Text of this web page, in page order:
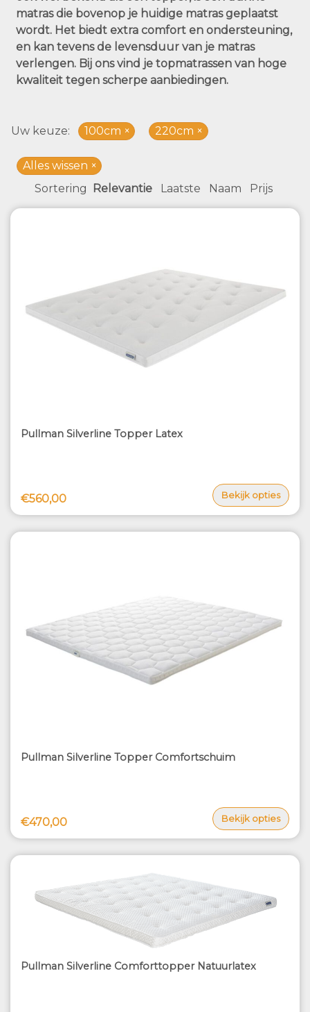
matras die bovenop je huidige matras geplaatst
wordt. Het biedt extra comfort en ondersteuning,
en kan tevens de levensduur van je matras
verlengen. Bij ons vind je topmatrassen van hoge
kwaliteit tegen scherpe aanbiedingen.
Uw keuze 100cm 220cm
Alles wissen
Sortering
Relevantie Laatste Naam Prijs
Pullman Silverline Topper Latex
€560,00 Bekijk opties
Pullman Silverline Topper Comfortschuim
€470,00 Bekijk opties
Pullman Silverline Comforttopper Natuurlatex